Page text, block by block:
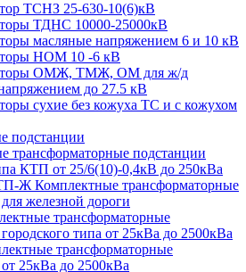
ТСНЗ 25-630-10(6)кВ
ТДНС 10000-25000кВ
масляные напряжением 6 и 10 кВ
НОМ 10 -6 кВ
ОМЖ, ТМЖ, ОМ для ж/д
до 27.5 кВ
сухие без кожуха ТС и с кожухом
подстанции
трансформаторные подстанции
КТП от 25/6(10)-0,4кВ до 250кВа
Ж Комплектные трансформаторные
железной дороги
трансформаторные
типа от 25кВа до 2500кВа
трансформаторные
25кВа до 2500кВа